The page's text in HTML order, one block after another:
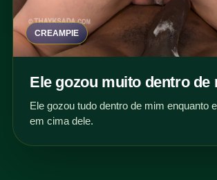
CREAMPIE
Ele gozou muito dentro de
Ele gozou tudo dentro de mim enquanto
em cima dele.